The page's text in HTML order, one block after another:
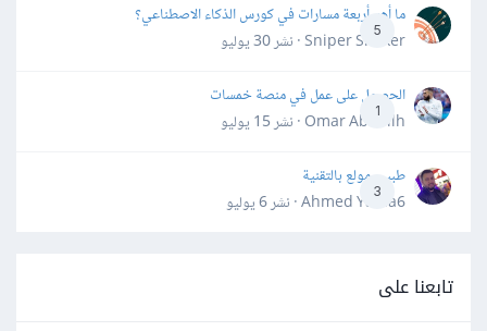
5
ما أهم أربعة مسارات في كورس الذكاء الاصطناعي؟
Sniper Shaker · نشر
30 يوليو
1
الحصول على عمل في منصة خمسات
Omar Abdallh · نشر
15 يوليو
3
طبيب مولع بالتقنية
Ahmed Yahia6 · نشر
6 يوليو
تابعنا على